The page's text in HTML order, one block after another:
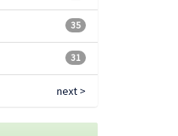
35
31
next >